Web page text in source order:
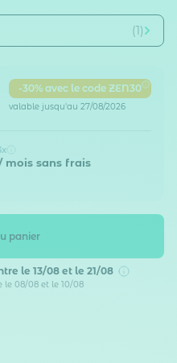
-30% avec le code ZEN30
valable jusqu'au 27/08/2026
mois sans frais
(1)
panier
le 13/08 et le 21/08
le 08/08 et le 10/08